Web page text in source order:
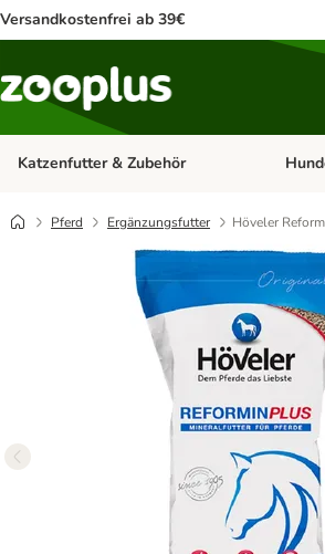
Versandkostenfrei ab 39€
Katzenfutter & Zubehör
Pferd Ergänzungsfutter
Höveler